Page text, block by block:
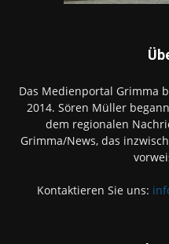
Das Medienportal Grimma
2014. Sören Müller
dem regionalen
Grimma/News, das
Kontaktieren Sie uns: